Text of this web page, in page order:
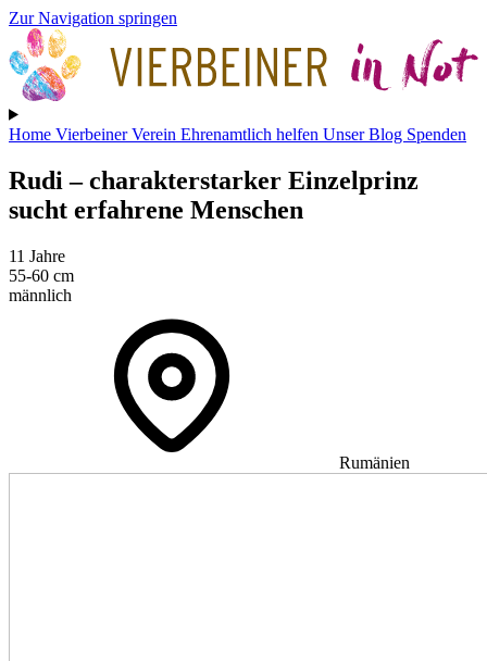
Zur Navigation springen
Home VierbeinerVerein Ehrenamtlich helfen Unser Blog Spenden
Rudi– charakterstarker Einzelprinz
sucht erfahrene Menschen
11 Jahre
55-60 cm
männlich
Rumänien